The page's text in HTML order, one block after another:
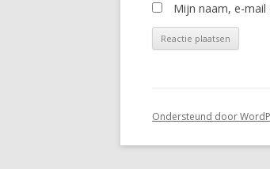
Mijn naam, e-mail
Ondersteund door